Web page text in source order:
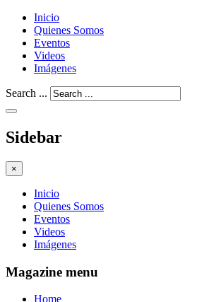
Inicio
Quienes Somos
Eventos
Videos
Imágenes
Search ...
Sidebar
×
Inicio
Quienes Somos
Eventos
Videos
Imágenes
Magazine menu
Home